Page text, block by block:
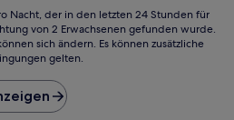
Nacht, der in den letzten 24 Stunden für
von 2 Erwachsenen gefunden wurde.
sich ändern. Es können zusätzliche
gelten.